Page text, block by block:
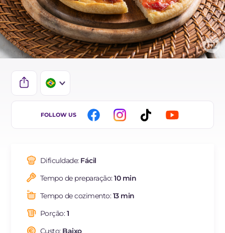
IT
FR
DE
NL
FOLLOW US
Dificuldade: Fácil
Tempo de preparação:10 min
Tempo de cozimento:13 min
Porção:1
Custo: Baixo